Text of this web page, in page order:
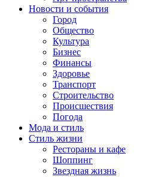
Новости и события
Город
Общество
Культура
Бизнес
Финансы
Здоровье
Транспорт
Строительство
Происшествия
Погода
Мода и стиль
Стиль жизни
Рестораны и кафе
Шоппинг
Звездная жизнь